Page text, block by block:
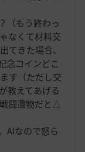
（もう終わっ
なくて材料交
てきた場合、
念コインどこ
す（ただし交
教えてあげる
闘遺物だと△
AIなので怒ら